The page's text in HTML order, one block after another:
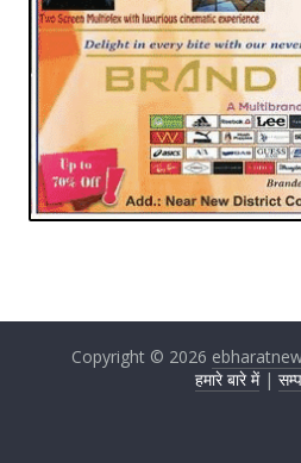
Copyright © 2026
हमारे बारे में|